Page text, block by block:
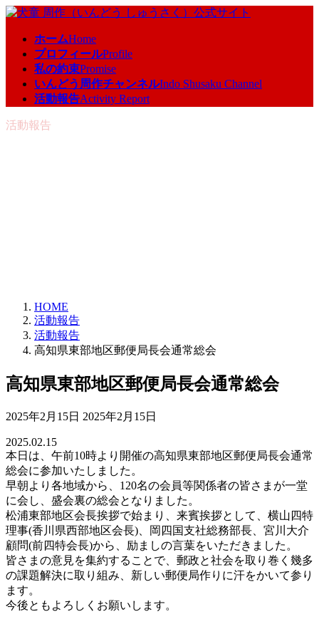
コ
ッ
ナ
移
ホームHome
プロフィールProfile
私の約束Promise
いんどう周作チャンネルIndo Shusaku Channel
活動報告Activity Report
活動報告
HOME
活動報告
活動報告
高知県東部地区郵便局長会通常総会
高知県東部地区郵便局長会通常総会
2025年2月15日 最
新
日
時
:
2025年2月15日
2025.02.15
本日は、午前10時より開催の高知県東部地区郵便局長会通常
総会に参加いたしました。
早朝より各地域から、120名の会員等関係者の皆さまが一堂
に会し、盛会裏の総会となりました。
松浦東部地区会長挨拶で始まり、来賓挨拶として、横山四特
理事(香川県西部地区会長)、岡四国支社総務部長、宮川大介
顧問(前四特会長)から、励ましの言葉をいただきました。
皆さまの意見を集約することで、郵政と社会を取り巻く幾多
の課題解決に取り組み、新しい郵便局作りに汗をかいて参り
ます。
今後ともよろしくお願いします。